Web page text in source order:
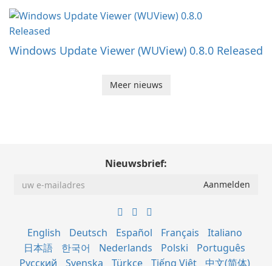
Windows Update Viewer (WUView) 0.8.0 Released
Meer nieuws
Nieuwsbrief:
English Deutsch Español Français
Italiano
日本語
한국어 Nederlands Polski
Português
Русский
Svenska Türkçe Tiếng Việt 中文(简体)